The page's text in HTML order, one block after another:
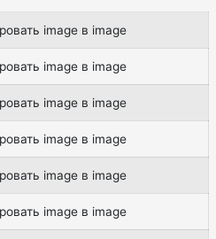
image в image
image в image
image в image
image в image
image в image
image в image